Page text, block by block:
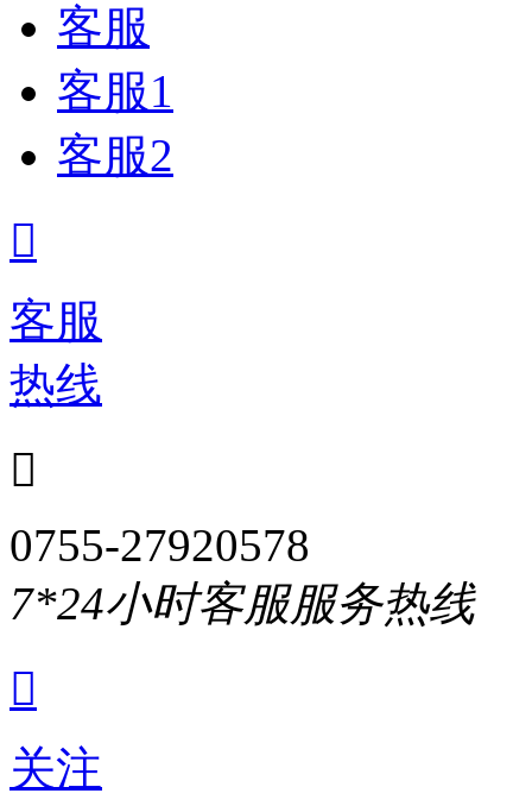
客服
客服1
客服2

客服
热线

0755-27920578
7*24小时客服服务热线

关注